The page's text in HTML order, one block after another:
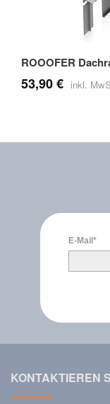
ROOOFER
53,90 €
E-Mail*
KONTAKTIEREN